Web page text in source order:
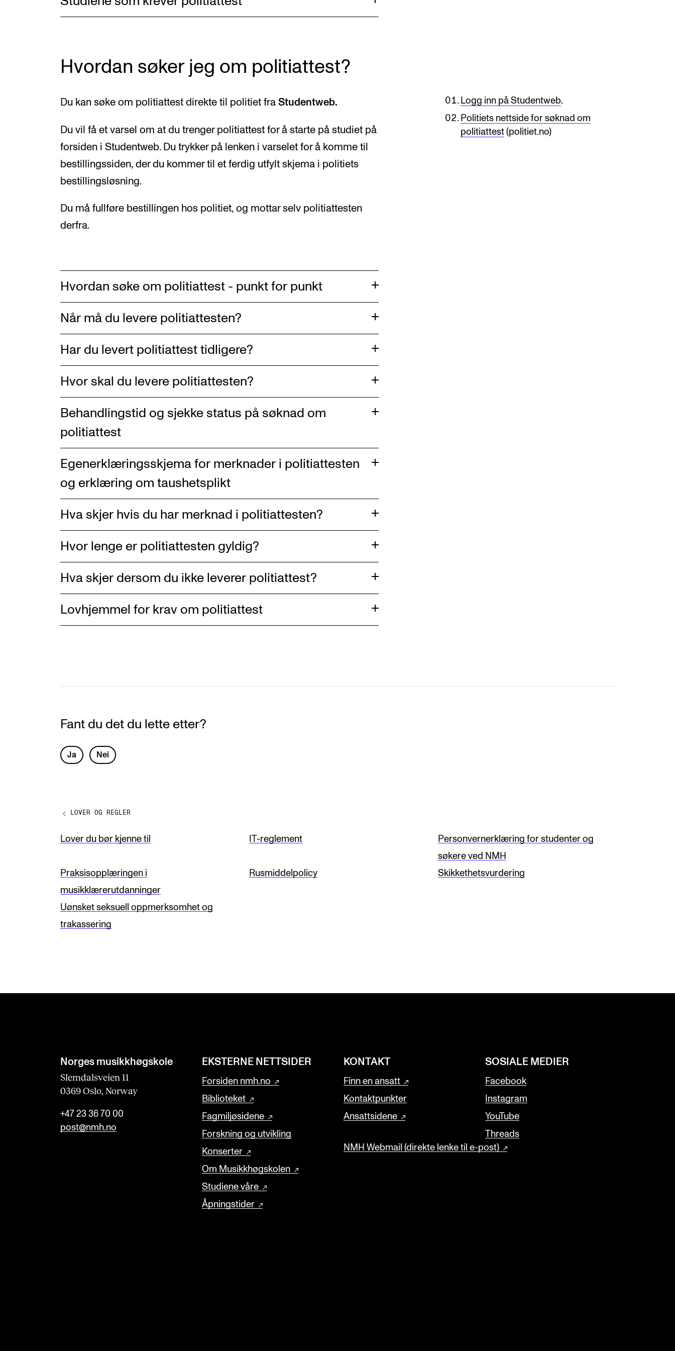
Hvordan søker jeg om politiattest?
Du kan søke om politiattest direkte til politiet fra Studentweb.
Du vil få et varsel om at du trenger politiattest for å starte på studiet på
forsiden i Studentweb. Du trykker på lenken i varselet for å komme til
bestillingssiden, der du kommer til et ferdig utfylt skjema i politiets
bestillingsløsning.
Du må fullføre bestillingen hos politiet, og mottar selv politiattesten
derfra.
Logg inn på Studentweb.
Politiets nettside for søknad om
politiattest(politiet.no)
Hvordan søke om politiattest - punkt for punkt
Når må du levere politiattesten?
Har du levert politiattest tidligere?
Hvor skal du levere politiattesten?
Behandlingstid og sjekke status på søknad om
politiattest
Egenerklæringsskjema for merknader i politiattesten
og erklæring om taushetsplikt
Hva skjer hvis du har merknad i politiattesten?
Hvor lenge er politiattesten gyldig?
Hva skjer dersom du ikke leverer politiattest?
Lovhjemmel for krav om politiattest
Fant du det du lette etter?
L
e
t
i
s
f
i
k
Ja Nei
LOVER OG REGLER
Lover du bør kjenne til IT-reglement
Personvernerklæring for studenter og
søkere ved NMH
Praksisopplæringen i
musikklærerutdanninger
Rusmiddelpolicy Skikkethetsvurdering
Uønsket seksuell oppmerksomhet og
trakassering
Norges musikk­høgskole
Slemdalsveien 11
0369 Oslo, Norway
+47 23 36 70 00
post@nmh.no
EKSTERNE NETTSIDER
Forsiden nmh.no
Biblioteket
Fagmiljøsidene
Forskning og utvikling
Konserter
Om Musikkhøgskolen
Studiene våre
Åpningstider
KONTAKT
Finn en ansatt
Kontaktpunkter
Ansattsidene
NMH Webmail (direkte lenke til e-post)
SOSIALE MEDIER
Facebook
Instagram
YouTube
Threads